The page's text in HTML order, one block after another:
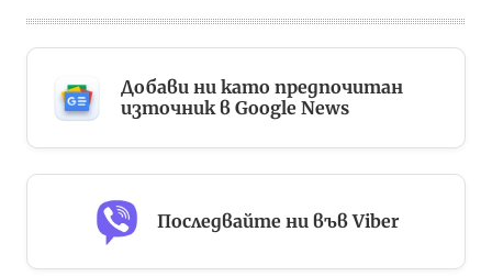
Добави ни като предпочитан
източник в Google News
Последвайте ни във Viber